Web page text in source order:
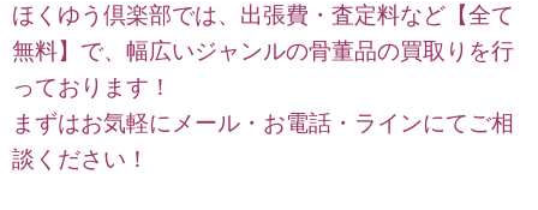
ほくゆう倶楽部では、出張費・査定料など【全て
無料】で、幅広いジャンルの骨董品の買取りを行
っております！
まずはお気軽にメール・お電話・ラインにてご相
談ください！